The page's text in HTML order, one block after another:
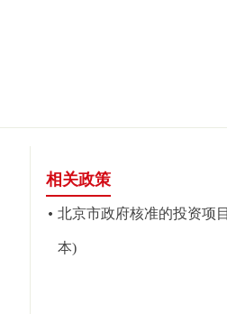
相关政策
北京市政府核准的投资项
本)